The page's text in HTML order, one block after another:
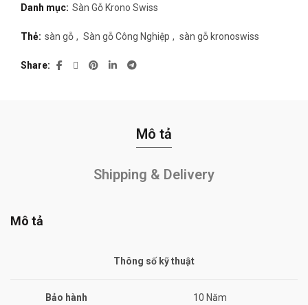
Danh mục: Sàn Gỗ Krono Swiss
Thẻ: sàn gỗ , Sàn gỗ Công Nghiệp , sàn gỗ kronoswiss
Share
Mô tả
Shipping & Delivery
Mô tả
Thông số kỹ thuật
Bảo hành 10 Năm